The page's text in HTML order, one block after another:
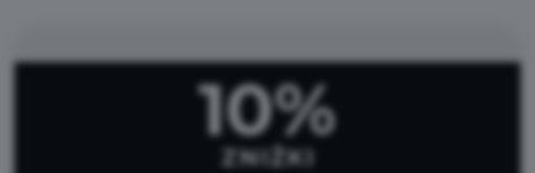
10%
ZNIŻKI